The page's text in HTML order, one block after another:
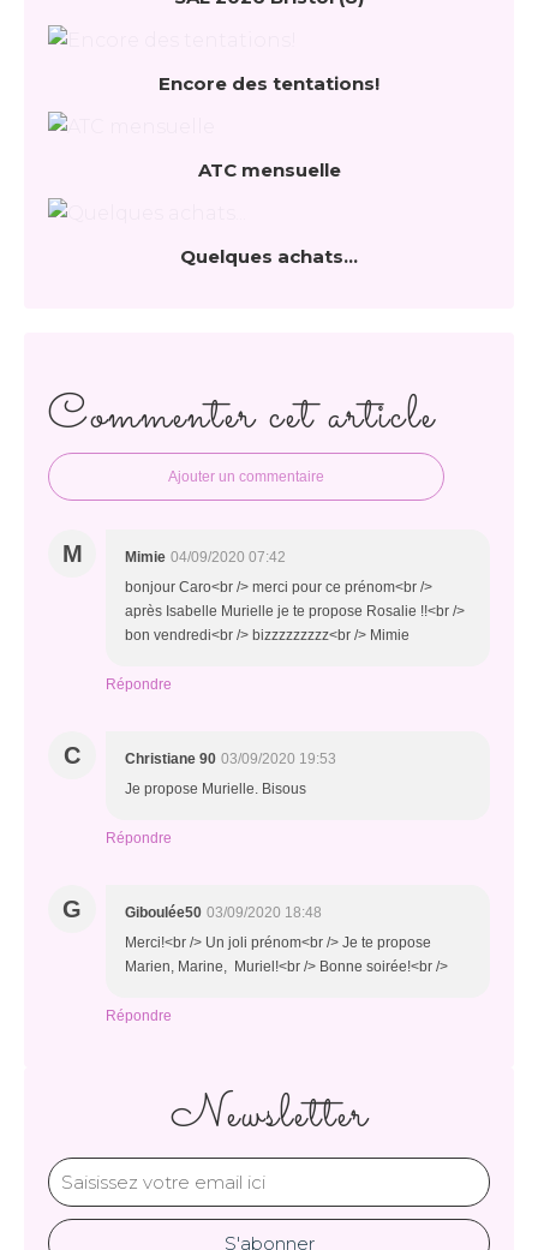
Encore des tentations!
ATC mensuelle
Quelques achats...
Commenter cet article
Ajouter un commentaire
M Mimie 04/09/2020 07:42
bonjour Caro<br /> merci pour ce prénom<br />
après Isabelle Murielle je te propose Rosalie !!<br />
bon vendredi<br /> bizzzzzzzzz<br /> Mimie
Répondre
C Christiane 90 03/09/2020 19:53
Je propose Murielle. Bisous
Répondre
G Giboulée50 03/09/2020 18:48
Merci!<br /> Un joli prénom<br /> Je te propose
Marien, Marine, Muriel!<br /> Bonne soirée!<br />
Répondre
Newsletter